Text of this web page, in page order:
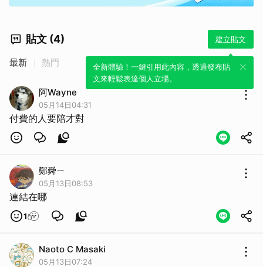
貼文 (4) 建立貼文
全新體驗！一鍵引用此內容，透過發布貼
文來輕鬆表達個人立場。
最新 熱門
阿Wayne
05月14日04:31
付費的人要陪才對
鄭舜ㄧ
05月13日08:53
連結在哪
1
Naoto C Masaki
05月13日07:24
取消